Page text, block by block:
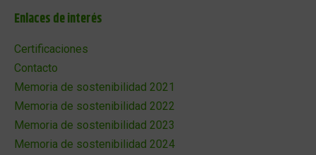
Enlaces de interés
Certificaciones
Contacto
Memoria de sostenibilidad 2021
Memoria de sostenibilidad 2022
Memoria de sostenibilidad 2023
Memoria de sostenibilidad 2024